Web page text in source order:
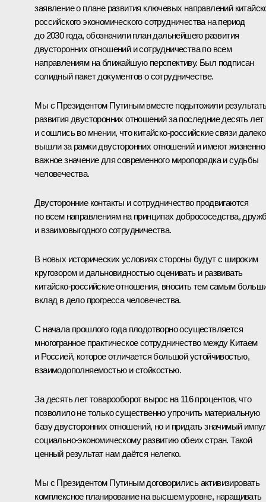
заявление о плане развития ключевых направлений
российского экономического сотрудничества на период
до 2030 года, обозначили план дальнейшего развития
двусторонних отношений и сотрудничества по всем
направлениям на ближайшую перспективу. Был подписан
солидный пакет документов о сотрудничестве.
Мы с Президентом Путиным вместе подытожили
развития двусторонних отношений за последние десять лет
и сошлись во мнении, что китайско-российские связи далеко
вышли за рамки двусторонних отношений и имеют жизненно
важное значение для современного миропорядка и судьбы
человечества.
Двусторонние контакты и сотрудничество продвигаются
по всем направлениям на принципах добрососедства,
и взаимовыгодного сотрудничества.
В новых исторических условиях стороны будут с широким
кругозором и дальновидностью оценивать и развивать
китайско-российские отношения, вносить тем самым
вклад в дело прогресса человечества.
С начала прошлого года плодотворно осуществляется
многогранное практическое сотрудничество между Китаем
и Россией, которое отличается большой устойчивостью,
взаимодополняемостью и стойкостью.
За десять лет товарооборот вырос на 116 процентов, что
позволило не только существенно упрочить материальную
базу двусторонних отношений, но и придать значимый
социально-экономическому развитию обеих стран. Такой
ценный результат нам даётся нелегко.
Мы с Президентом Путиным договорились активизировать
комплексное планирование на высшем уровне, наращивать